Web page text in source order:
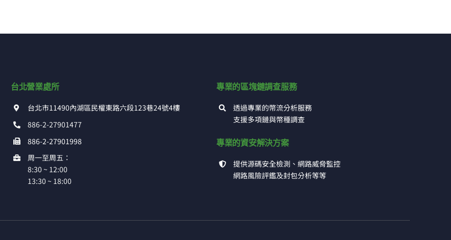
台北營業處所
台北市11490內湖區民權東路六段123巷24號4樓
886-2-27901477
886-2-27901998
周一至周五：
8:30 ~ 12:00
13:30 ~ 18:00
專業的區塊鏈調查服務
透過專業的幣流分析服務
支援多項鏈與幣種調查
專業的資安解決方案
提供源碼安全檢測、網路威脅監控
網路風險評鑑及封包分析等等